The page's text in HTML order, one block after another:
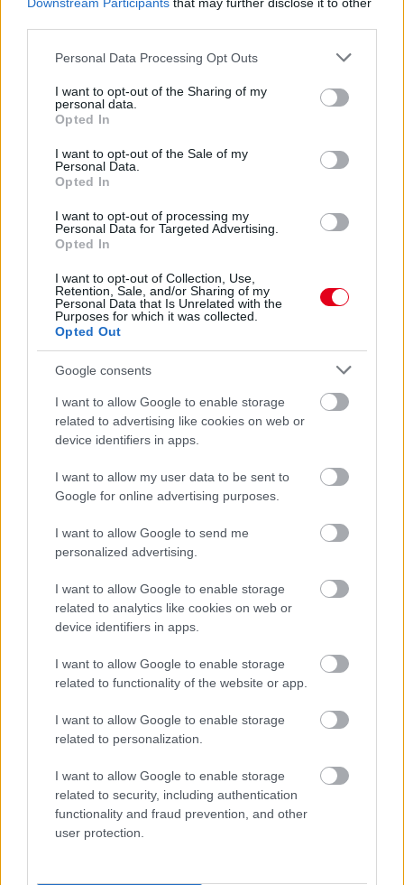
Please note that this website/app uses one or more Google
not limited to your visit or usage behaviour. You may click to
grant or deny consent to Google and its third-party tags to
use your data for below specified purposes in below Google
consent section.
Personal Data Processing Opt Outs
I want to opt-out of the Sharing of my
personal data.
Opted In
I want to opt-out of the Sale of my
Personal Data.
Opted In
I want to opt-out of processing my
Personal Data for Targeted Advertising.
Opted In
I want to opt-out of Collection, Use,
Retention, Sale, and/or Sharing of my
Personal Data that Is Unrelated with the
Purposes for which it was collected.
Opted Out
Google consents
I want to allow Google to enable storage
related to advertising like cookies on web or
device identifiers in apps.
I want to allow my user data to be sent to
Google for online advertising purposes.
I want to allow Google to send me
personalized advertising.
I want to allow Google to enable storage
related to analytics like cookies on web or
device identifiers in apps.
I want to allow Google to enable storage
related to functionality of the website or app.
I want to allow Google to enable storage
related to personalization.
I want to allow Google to enable storage
related to security, including authentication
functionality and fraud prevention, and other
user protection.
Parc Fermé
Az F1-es Német Nagydíj „mindenképpen megvalósul”
4 órája
„Jó látni, hogy közel az álom” – Camara az F1-es